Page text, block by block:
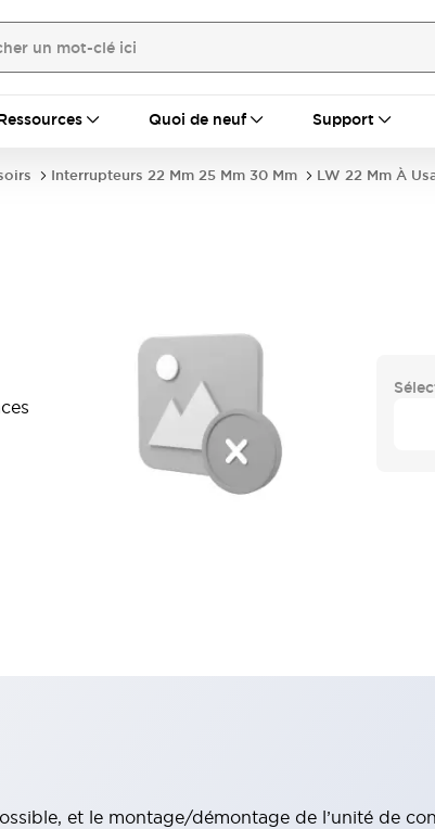
Quoi de neuf Support
Interrupteurs 22 Mm 25 Mm 30 Mm LW 22 Mm À
et le montage/démontage de l’unité de